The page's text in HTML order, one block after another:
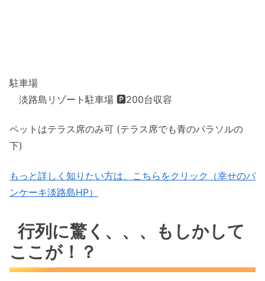
駐車場
淡路島リゾート駐車場 🅿200台収容
ペットはテラス席のみ可 (テラス席でも青のパラソルの
下)
もっと詳しく知りたい方は、こちらをクリック（幸せのパ
ンケーキ淡路島HP）
行列に驚く、、、もしかして
ここが！？